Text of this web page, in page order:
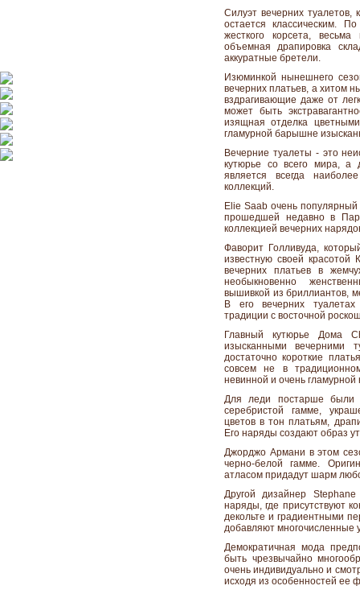
Силуэт вечерних
остается классическим.
жесткого корсета,
объемная драпировка
аккуратные бретели.
Изюминкой нынешнего
вечерних платьев, а хитом
вздрагивающие даже от
может быть
изящная отделка
гламурной барышне
Вечерние туалеты - это
кутюрье со всего мира, а
является всегда
коллекций.
Elie Saab очень
прошедшей недавно в
коллекцией вечерних
Фаворит Голливуда,
известную своей
вечерних платьев в
необыкновенно
вышивкой из бриллиантов,
В его вечерних
традиции с восточной
Главный кутюрье Дома
изысканными вечерними
достаточно короткие
совсем не в
невинной и очень
Для леди постарше были
серебристой гамме,
цветов в тон платьям,
Его наряды создают образ
Джорджо Армани в этом
черно-белой гамме.
атласом придадут шарм
Другой дизайнер
наряды, где присутствуют
декольте и градиентными
добавляют многочисленные
Демократичная мода
быть чрезвычайно
очень индивидуально и
исходя из особенностей ее